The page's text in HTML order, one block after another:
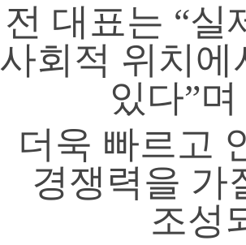
전 대표는 “실
사회적 위치
있다”
더욱 빠르고
경쟁력을 가
조성